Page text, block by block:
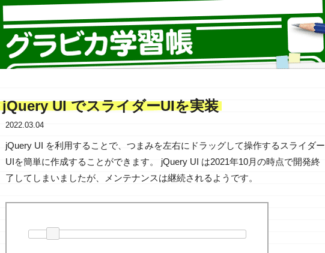
jQuery UI でスライダーUIを実装
2022.03.04
jQuery UI を利用することで、つまみを左右にドラッグして操作するスライダー
UIを簡単に作成することができます。 jQuery UI は2021年10月の時点で開発終
了してしまいましたが、メンテナンスは継続されるようです。